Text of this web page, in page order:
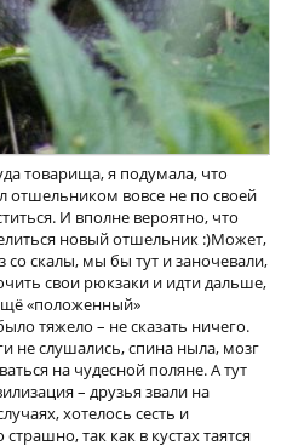
товарища, я подумала, что
отшельником вовсе не по своей
И вполне вероятно, что
новый отшельник :)Может,
со скалы, мы бы тут и заночевали,
свои рюкзаки и идти дальше,
«положенный»
тяжело – не сказать ничего.
не слушались, спина ныла, мозг
на чудесной поляне. А тут
– друзья звали на
хотелось сесть и
так как в кустах таятся